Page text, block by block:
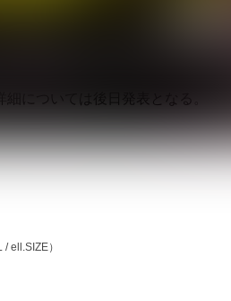
については後日発表となる。
ell.SIZE）